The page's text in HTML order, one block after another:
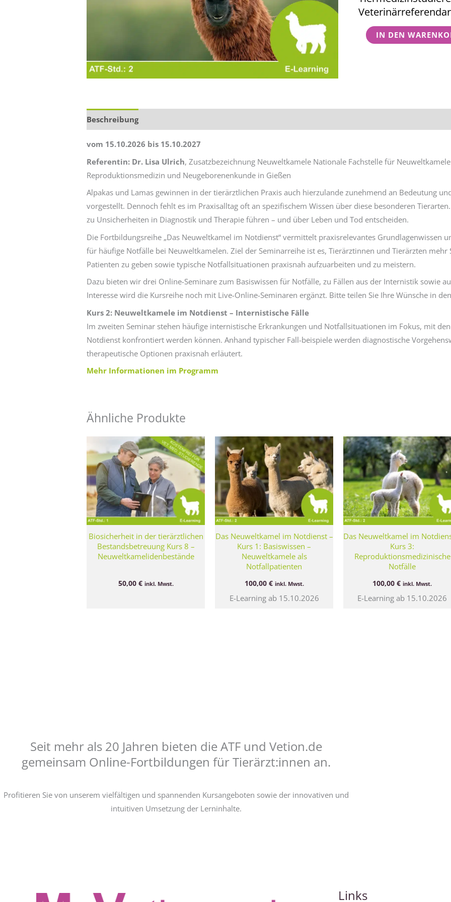
Fälle
Menge
IN DEN
Beschreibung
vom 15.10.2026 bis 15.10.2027
Referentin: Dr. Lisa Ulrich, Zusatzbezeichnung Neuweltkamele Nationale Fachstelle für
Reproduktionsmedizin und Neugeborenenkunde in Gießen
Alpakas und Lamas gewinnen in der tierärztlichen Praxis auch hierzulande zunehmend an Bedeutung
vorgestellt. Dennoch fehlt es im Praxisalltag oft an spezifischem Wissen über diese besonderen
zu Unsicherheiten in Diagnostik und Therapie führen – und über Leben und Tod entscheiden.
Die Fortbildungsreihe „Das Neuweltkamel im Notdienst“ vermittelt praxisrelevantes Grundlagenwissen
für häufige Notfälle bei Neuweltkamelen. Ziel der Seminarreihe ist es, Tierärztinnen und Tierärzten
Patienten zu geben sowie typische Notfallsituationen praxisnah aufzuarbeiten und zu meistern.
Dazu bieten wir drei Online-Seminare zum Basiswissen für Notfälle, zu Fällen aus der Internistik sowie
Interesse wird die Kursreihe noch mit Live-Online-Seminaren ergänzt. Bitte teilen Sie Ihre Wünsche in
Kurs 2: Neuweltkamele im Notdienst – Internistische Fälle
Im zweiten Seminar stehen häufige internistische Erkrankungen und Notfallsituationen im Fokus, mit
Notdienst konfrontiert werden können. Anhand typischer Fall-beispiele werden diagnostische
therapeutische Optionen praxisnah erläutert.
Mehr Informationen im Programm
Ähnliche Produkte
Biosicherheit in der tierärztlichen
Bestandsbetreuung Kurs 8 –
Neuweltkamelidenbestände
50,00 € inkl. Mwst.
Das Neuweltkamel im Notdienst –
Kurs 1: Basiswissen –
Neuweltkamele als
Notfallpatienten
100,00 € inkl. Mwst.
E-Learning ab 15.10.2026
Das Neuweltkamel im
Kurs 3:
Reproduktionsmedizinische
Notfälle
100,00€ inkl. Mwst.
E-Learning ab 15.10.2026
Seit mehr als 20 Jahren bieten die ATF und Vetion.de
gemeinsam Online-Fortbildungen für Tierärzt:innen an.
Profitieren Sie von unserem vielfältigen und spannenden Kursangeboten sowie der innovativen und
intuitiven Umsetzung der Lerninhalte.
Links